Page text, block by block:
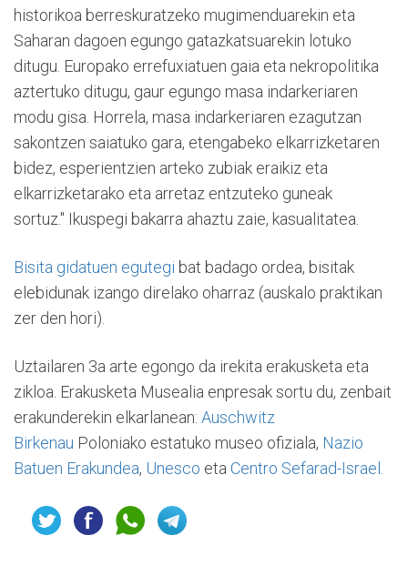
historikoa berreskuratzeko mugimenduarekin eta
Saharan dagoen egungo gatazkatsuarekin lotuko
ditugu. Europako errefuxiatuen gaia eta nekropolitika
aztertuko ditugu, gaur egungo masa indarkeriaren
modu gisa. Horrela, masa indarkeriaren ezagutzan
sakontzen saiatuko gara, etengabeko elkarrizketaren
bidez, esperientzien arteko zubiak eraikiz eta
elkarrizketarako eta arretaz entzuteko guneak
sortuz." Ikuspegi bakarra ahaztu zaie, kasualitatea.
Bisita gidatuen egutegi bat badago ordea, bisitak
elebidunak izango direlako oharraz (auskalo praktikan
zer den hori).
Uztailaren 3a arte egongo da irekita erakusketa eta
zikloa. Erakusketa Musealia enpresak sortu du, zenbait
erakunderekin elkarlanean: Auschwitz
Birkenau Poloniako estatuko museo ofiziala, Nazio
Batuen Erakundea, Unesco eta Centro Sefarad-Israel.